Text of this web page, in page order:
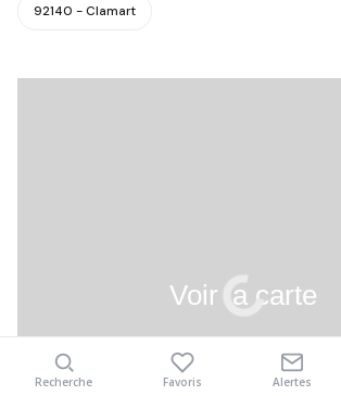
92140 - Clamart
Voir la carte
Recherche Favoris Alertes